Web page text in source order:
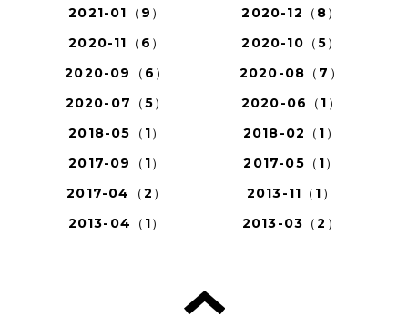
2021-01（9）
2020-12（8）
2020-11（6）
2020-10（5）
2020-09（6）
2020-08（7）
2020-07（5）
2020-06（1）
2018-05（1）
2018-02（1）
2017-09（1）
2017-05（1）
2017-04（2）
2013-11（1）
2013-04（1）
2013-03（2）